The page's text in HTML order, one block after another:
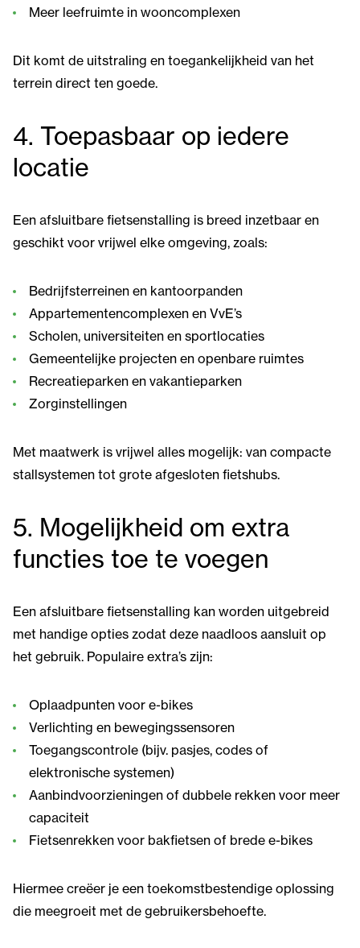
Meer leefruimte in wooncomplexen
Dit komt de uitstraling en toegankelijkheid van het
terrein direct ten goede.
4. Toepasbaar op iedere
locatie
Een afsluitbare fietsenstalling is breed inzetbaar en
geschikt voor vrijwel elke omgeving, zoals:
Bedrijfsterreinen en kantoorpanden
Appartementencomplexen en VvE’s
Scholen, universiteiten en sportlocaties
Gemeentelijke projecten en openbare ruimtes
Recreatieparken en vakantieparken
Zorginstellingen
Met maatwerk is vrijwel alles mogelijk: van compacte
stallsystemen tot grote afgesloten fietshubs.
5. Mogelijkheid om extra
functies toe te voegen
Een afsluitbare fietsenstalling kan worden uitgebreid
met handige opties zodat deze naadloos aansluit op
het gebruik. Populaire extra’s zijn:
Oplaadpunten voor e-bikes
Verlichting en bewegingssensoren
Toegangscontrole (bijv. pasjes, codes of
elektronische systemen)
Aanbindvoorzieningen of dubbele rekken voor meer
capaciteit
Fietsenrekken voor bakfietsen of brede e-bikes
Hiermee creëer je een toekomstbestendige oplossing
die meegroeit met de gebruikersbehoefte.